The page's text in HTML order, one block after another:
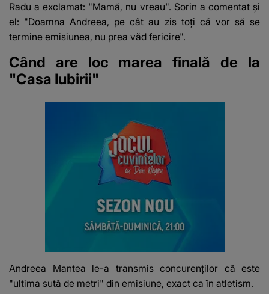
fanilor
Radu a exclamat: "Mamă, nu vreau". Sorin a comentat și
el: "Doamna Andreea, pe cât au zis toți că vor să se
termine emisiunea, nu prea văd fericire".
Când are loc marea finală de la
"Casa Iubirii"
Andreea Mantea le-a transmis concurenților că este
"ultima sută de metri" din emisiune, exact ca în atletism.